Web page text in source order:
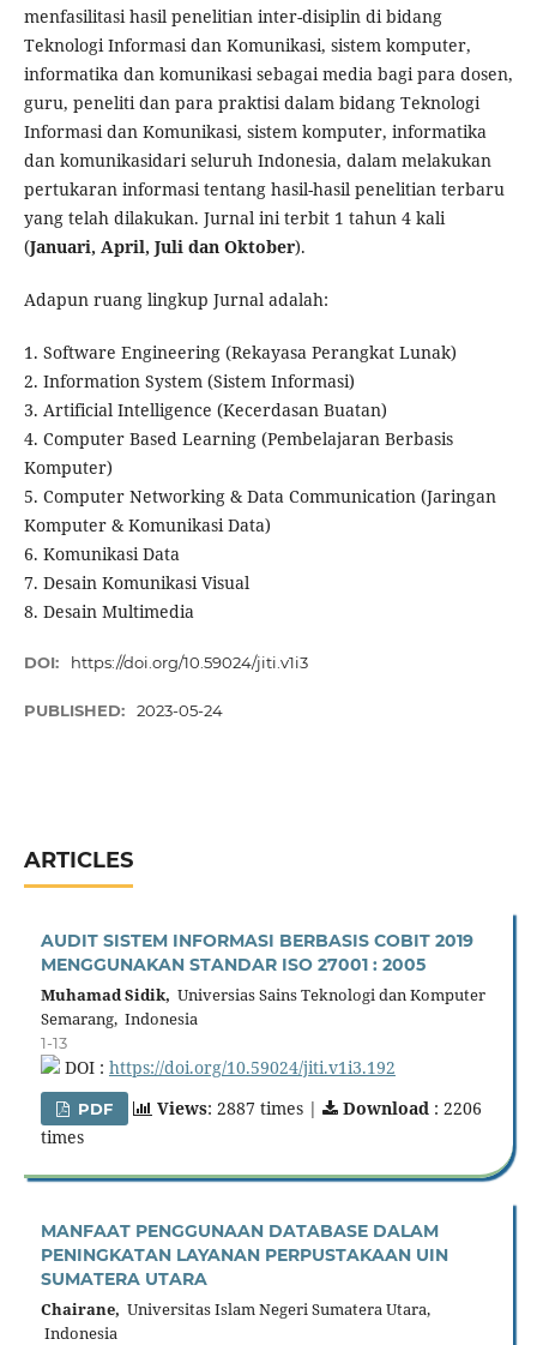
menfasilitasi hasil penelitian inter-disiplin di bidang
Teknologi Informasi dan Komunikasi, sistem komputer,
informatika dan komunikasi sebagai media bagi para dosen,
guru, peneliti dan para praktisi dalam bidang Teknologi
Informasi dan Komunikasi, sistem komputer, informatika
dan komunikasidari seluruh Indonesia, dalam melakukan
pertukaran informasi tentang hasil-hasil penelitian terbaru
yang telah dilakukan. Jurnal ini terbit 1 tahun 4 kali
(Januari, April, Juli dan Oktober).
Adapun ruang lingkup Jurnal adalah:
1. Software Engineering (Rekayasa Perangkat Lunak)
2. Information System (Sistem Informasi)
3. Artificial Intelligence (Kecerdasan Buatan)
4. Computer Based Learning (Pembelajaran Berbasis
Komputer)
5. Computer Networking & Data Communication (Jaringan
Komputer & Komunikasi Data)
6. Komunikasi Data
7. Desain Komunikasi Visual
8. Desain Multimedia
DOI: https://doi.org/10.59024/jiti.v1i3
PUBLISHED: 2023-05-24
ARTICLES
AUDIT SISTEM INFORMASI BERBASIS COBIT 2019
MENGGUNAKAN STANDAR ISO 27001 : 2005
Muhamad Sidik, Universias Sains Teknologi dan Komputer
Semarang, Indonesia
1-13
DOI : https://doi.org/10.59024/jiti.v1i3.192
PDF Views: 2887 times | Download : 2206
times
MANFAAT PENGGUNAAN DATABASE DALAM
PENINGKATAN LAYANAN PERPUSTAKAAN UIN
SUMATERA UTARA
Chairane, Universitas Islam Negeri Sumatera Utara,
Indonesia